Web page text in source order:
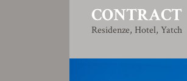
CONTRACT
Residenze, Hotel, Yatch